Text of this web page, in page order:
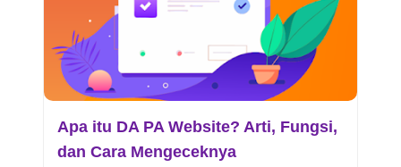
Apa itu DA PA Website? Arti, Fungsi,
dan Cara Mengeceknya